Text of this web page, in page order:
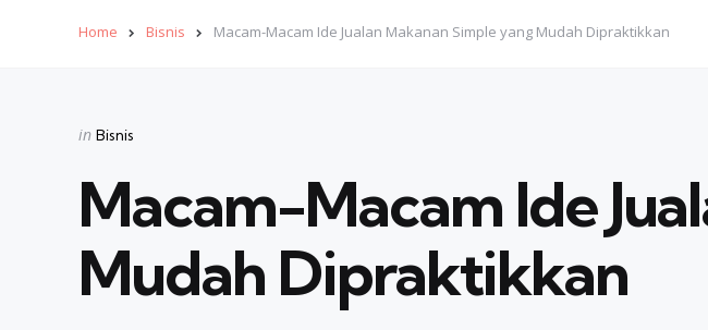
Home Bisnis Macam-Macam Ide Jualan Makanan Simple yang Mudah Dipraktikkan
Categories
Posted
in Bisnis
Macam-Macam Ide
Mudah Dipraktikkan